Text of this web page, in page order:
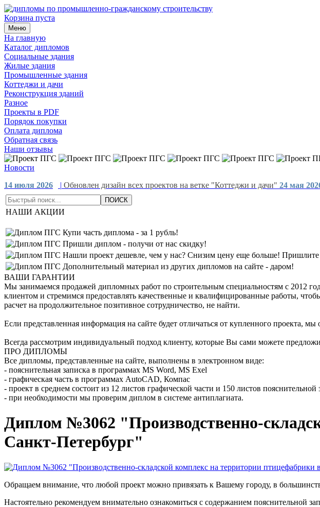
Корзина пуста
Меню
На главную
Каталог дипломов
Социальные здания
Жилые здания
Промышленные здания
Коттеджи и дачи
Реконструкция зданий
Разное
Проекты в PDF
Порядок покупки
Оплата диплома
Обратная связь
Наши отзывы
Новости
проекты в раздел "Жилые здания" 01 мая 2026 | Добавлены новые проекты в раздел
НАШИ АКЦИИ
Купи часть диплома - за 1 рубль!
Пришли диплом - получи от нас скидку!
Нашли проект дешевле, чем у нас? Снизим цену еще больше! Пришлите
Дополнительный материал из других дипломов на сайте - даром!
ВАШИ ГАРАНТИИ
Мы занимаемся продажей дипломных работ по строительным специальностям с 2012
клиентом и стремимся предоставлять качественные и квалифицированные работы,
расчет на продолжительное позитивное сотрудничество, не найти.
Если представленная информация на сайте будет отличаться от купленного проекта,
Всегда рассмотрим индивидуальный подход клиенту, которые Вы сами можете
ПРО ДИПЛОМЫ
Все дипломы, представленные на сайте, выполнены в электронном виде:
- пояснительная записка в программах MS Word, MS Exel
- графическая часть в программах AutoCAD, Компас
- проект в среднем состоит из 12 листов графической части и 150 листов пояснительной
- при необходимости мы проверим диплом в системе антиплагиата.
Диплом №3062 "Производственно-
Санкт-Петербург"
Обращаем внимание, что любой проект можно привязать к Вашему городу, в
Настоятельно рекомендуем внимательно ознакомиться с содержанием пояснительной